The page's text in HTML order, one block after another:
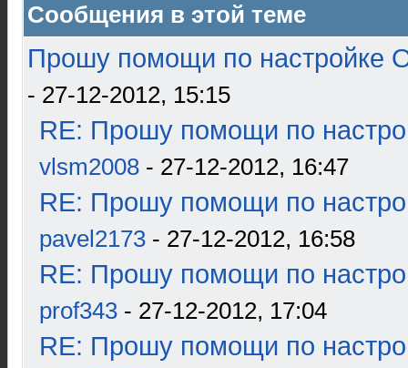
Сообщения в этой теме
Прошу помощи по настройке
- 27-12-2012, 15:15
RE: Прошу помощи по
vlsm2008 - 27-12-2012, 16:47
RE: Прошу помощи по
pavel2173 - 27-12-2012, 16:58
RE: Прошу помощи по
prof343 - 27-12-2012, 17:04
RE: Прошу помощи по